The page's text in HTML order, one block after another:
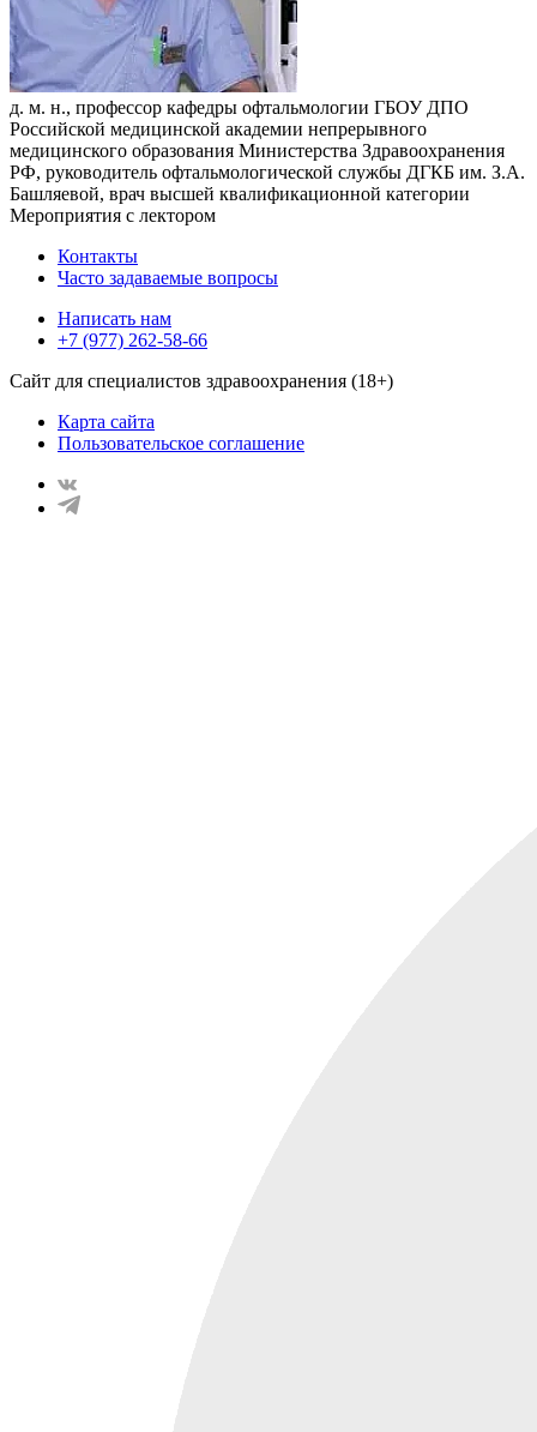
д. м. н., профессор кафедры офтальмологии ГБОУ ДПО
Российской медицинской академии непрерывного
медицинского образования Министерства Здравоохранения
РФ, руководитель офтальмологической службы ДГКБ им. З.А.
Башляевой, врач высшей квалификационной категории
Мероприятия с лектором
Контакты
Часто задаваемые вопросы
Написать нам
+7 (977) 262-58-66
Сайт для специалистов здравоохранения (18+)
Карта сайта
Пользовательское соглашение